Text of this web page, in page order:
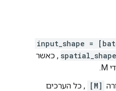
input_shape =
, כאשר
[M]
, כל הערכים